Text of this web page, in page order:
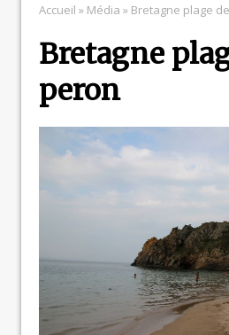
Test: Garmin Epix 2, la
les sportifs
Test chaussures de
La randonnée, une pratique
Accueil » Média » Bretagne plage
Bretagne
peron